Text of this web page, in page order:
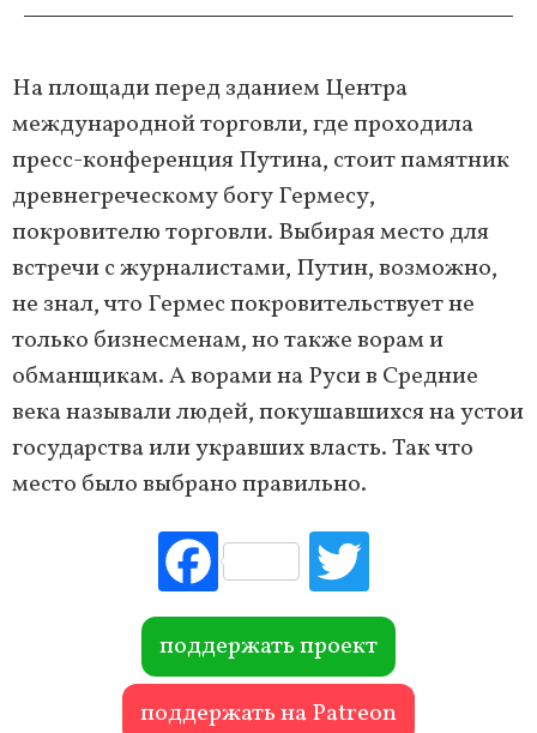
На площади перед зданием Центра
международной торговли, где проходила
пресс-конференция Путина, стоит памятник
древнегреческому богу Гермесу,
покровителю торговли. Выбирая место для
встречи с журналистами, Путин, возможно,
не знал, что Гермес покровительствует не
только бизнесменам, но также ворам и
обманщикам. А ворами на Руси в Средние
века называли людей, покушавшихся на устои
государства или укравших власть. Так что
место было выбрано правильно.
Fac
ebo
ok r
поддержать проект
поддержать на Patreon